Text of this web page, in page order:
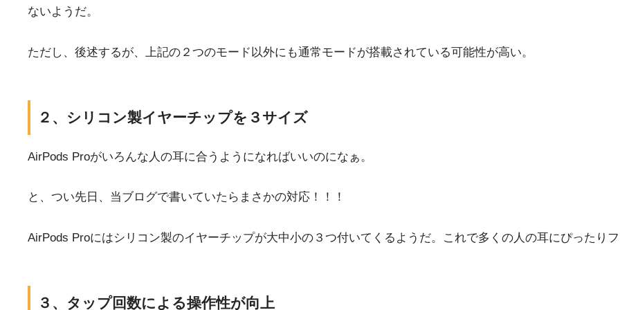
ないようだ。
ただし、後述するが、上記の２つのモード以外にも通常モードが搭載されている可能性が高い。
２、シリコン製イヤーチップを３サイズ
AirPods Proがいろんな人の耳に合うようになればいいのになぁ。
と、つい先日、当ブログで書いていたらまさかの対応！！！
AirPods Proにはシリコン製のイヤーチップが大中小の３つ付いてくるようだ。これで多くの人の耳にぴったりフ
３、タップ回数による操作性が向上